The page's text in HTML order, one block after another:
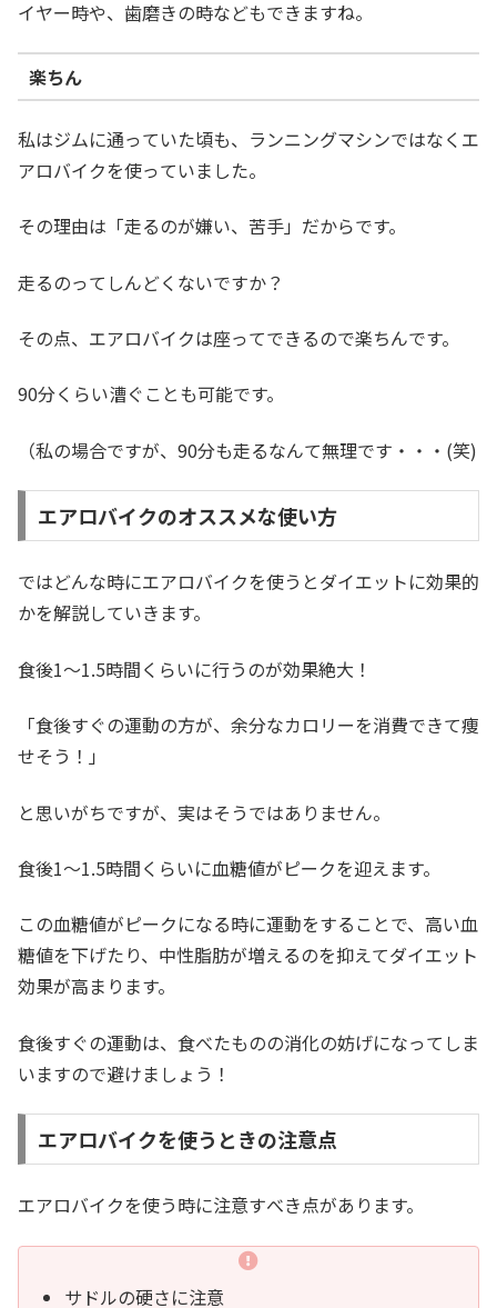
イヤー時や、歯磨きの時などもできますね。
楽ちん
私はジムに通っていた頃も、ランニングマシンではなくエ
アロバイクを使っていました。
その理由は「走るのが嫌い、苦手」だからです。
走るのってしんどくないですか？
その点、エアロバイクは座ってできるので楽ちんです。
90分くらい漕ぐことも可能です。
（私の場合ですが、90分も走るなんて無理です・・・(笑)
エアロバイクのオススメな使い方
ではどんな時にエアロバイクを使うとダイエットに効果的
かを解説していきます。
食後1〜1.5時間くらいに行うのが効果絶大！
「食後すぐの運動の方が、余分なカロリーを消費できて痩
せそう！」
と思いがちですが、実はそうではありません。
食後1〜1.5時間くらいに血糖値がピークを迎えます。
この血糖値がピークになる時に運動をすることで、高い血
糖値を下げたり、中性脂肪が増えるのを抑えてダイエット
効果が高まります。
食後すぐの運動は、食べたものの消化の妨げになってしま
いますので避けましょう！
エアロバイクを使うときの注意点
エアロバイクを使う時に注意すべき点があります。
サドルの硬さに注意